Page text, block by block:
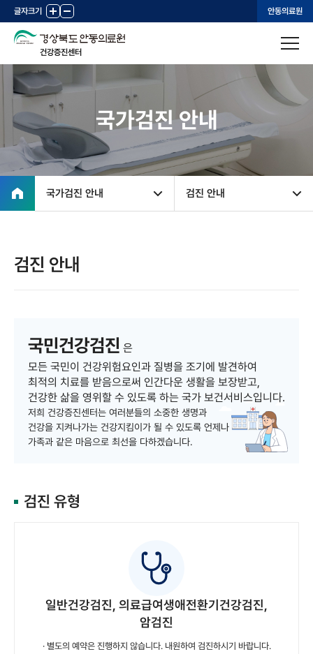
글자크기 + - 안동의료원
건강증진센터
국가검진 안내
검진 안내
국가검진 안내 검진 안내
국민건강검진 은
모든 국민이 건강위험요인과 질병을 조기에 발견하여
최적의 치료를 받음으로써 인간다운 생활을 보장받고,
건강한 삶을 영위할 수 있도록 하는 국가 보건서비스입니다.
저희 건강증진센터는 여러분들의 소중한 생명과
건강을 지켜나가는 건강지킴이가 될 수 있도록 언제나
가족과 같은 마음으로 최선을 다하겠습니다.
검진 유형
일반건강검진, 의료급여생애전환기건강검진,
암검진
· 별도의 예약은 진행하지 않습니다. 내원하여 검진하시기 바랍니다.